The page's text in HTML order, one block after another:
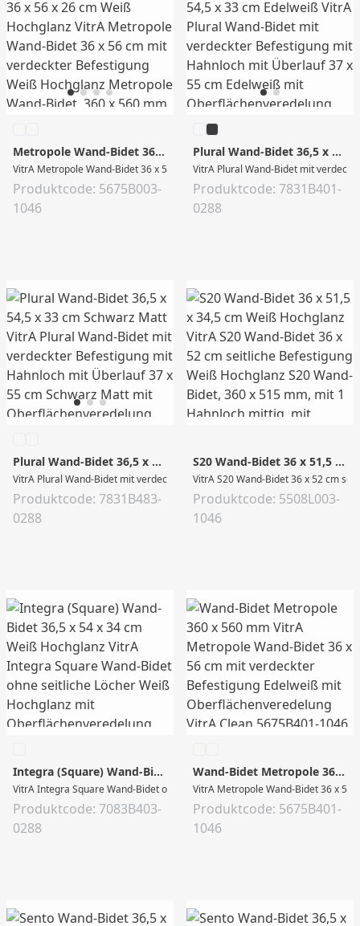
Metropole Wand-Bidet 36 x 56 x 26 cm Weiß Hochglanz
VitrA Metropole Wand-Bidet 36 x 56 cm mit verdeckter Befestigung Weiß
Produktcode: 5675B003-
1046
Plural Wand-Bidet 36,5 x 54,5 x 33 cm Edelweiß
VitrA Plural Wand-Bidet mit
Produktcode: 7831B401-
0288
Plural Wand-Bidet 36,5 x 54,5 x 33 cm Schwarz Matt
VitrA Plural Wand-Bidet mit verdeckter Befestigung mit Hahnloch mit
Produktcode: 7831B483-
0288
S20 Wand-Bidet 36 x 51,5 x 34,5 cm Weiß Hochglanz
VitrA S20 Wand-Bidet 36 x 52 cm
Produktcode: 5508L003-
1046
Integra (Square) Wand-Bidet 36,5 x 54 x 34 cm Weiß Hochglanz
VitrA Integra Square Wand-Bidet ohne seitliche Löcher Weiß Hochglanz mit
Produktcode: 7083B403-
0288
Wand-Bidet Metropole 360 x 560 mm
VitrA Metropole Wand-Bidet 36 x 56
Produktcode: 5675B401-
1046